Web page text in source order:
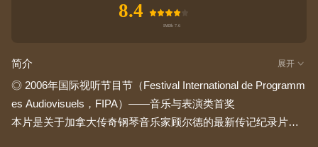
8.4
简介 展开
◎ 2006年国际视听节目节（Festival International de Programm
es Audiovisuels，FIPA）——音乐与表演类首奖
本片是关于加拿大传奇钢琴音乐家顾尔德的最新传记纪录片。